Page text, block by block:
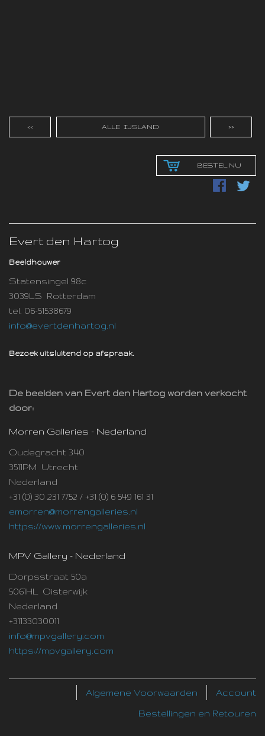
<< ALLE IJSLAND >>
BESTEL NU
Evert den Hartog
Beeldhouwer
Statensingel 98c
3039LS Rotterdam
tel. 06-51538679
info@evertdenhartog.nl
Bezoek uitsluitend op afspraak.
De beelden van Evert den Hartog worden verkocht
door:
Morren Galleries - Nederland
Oudegracht 340
3511PM Utrecht
Nederland
+31 (0) 30 231 7752 / +31 (0) 6 549 161 31
emorren@morrengalleries.nl
https://www.morrengalleries.nl
MPV Gallery - Nederland
Dorpsstraat 50a
5061HL Oisterwijk
Nederland
+31133030011
info@mpvgallery.com
https://mpvgallery.com
Account
Algemene Voorwaarden
Bestellingen en Retouren